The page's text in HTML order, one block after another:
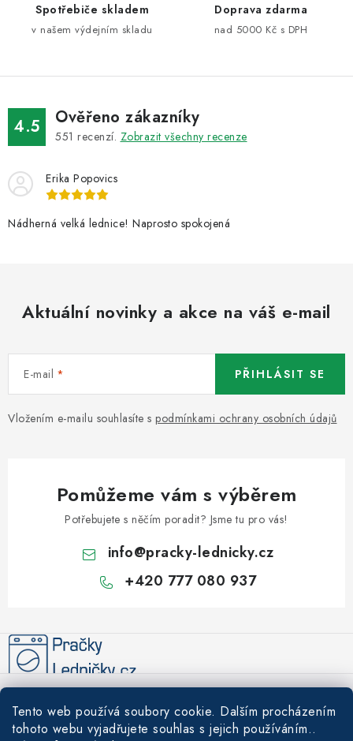
Tento web používá soubory cookie. Dalším procházením
tohoto webu vyjadřujete souhlas s jejich používáním..
y
p
s
u
Spotřebiče skladem
v našem výdejním skladu
Doprava zdarma
nad 5000 Kč s DPH
4.5 Ověřeno zákazníky
551 recenzí. Zobrazit všechny recenze
Erika Popovics
Nádherná velká lednice! Naprosto spokojená
Aktuální novinky a akce na váš e-mail
E-mail
Vložením e-mailu souhlasíte s podmínkami ochrany osobních údajů
PŘIHLÁSIT SE
Pomůžeme vám s výběrem
Potřebujete s něčím poradit? Jsme tu pro vás!
info@pracky-lednicky.cz
+420 777 080 937
á
a
Recenze
Tipy a rady